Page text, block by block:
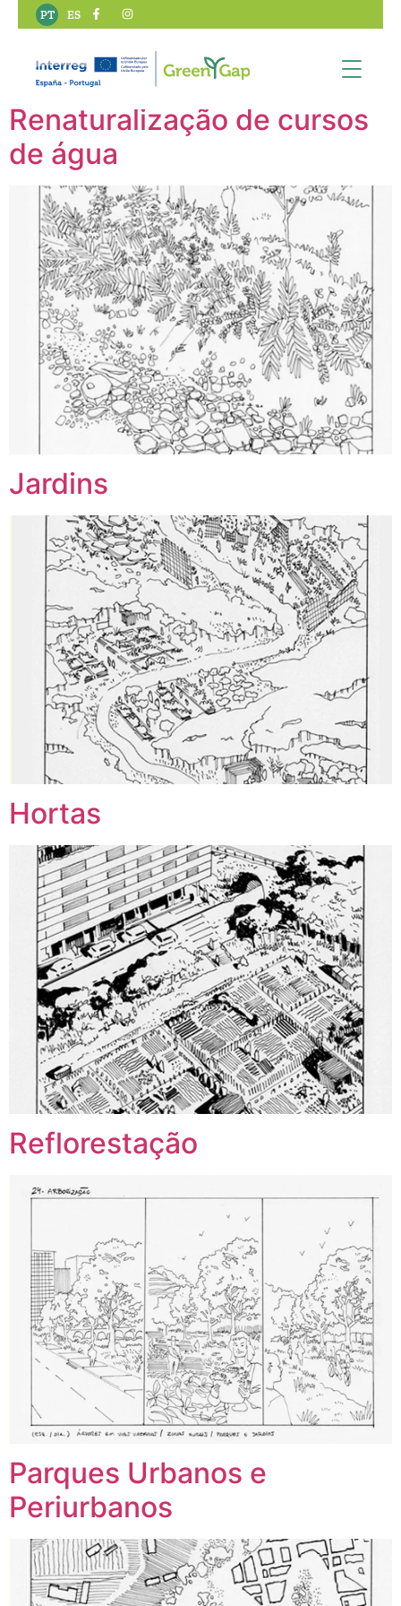
PT ES
Tipo de ação SBN:
Conservação
Renaturalização de cursos
de água
Jardins
Hortas
Reflorestação
Parques Urbanos e
Periurbanos